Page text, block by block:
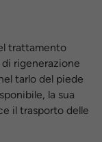
trattamento
rigenerazione
tarlo del piede
la sua
il trasporto delle